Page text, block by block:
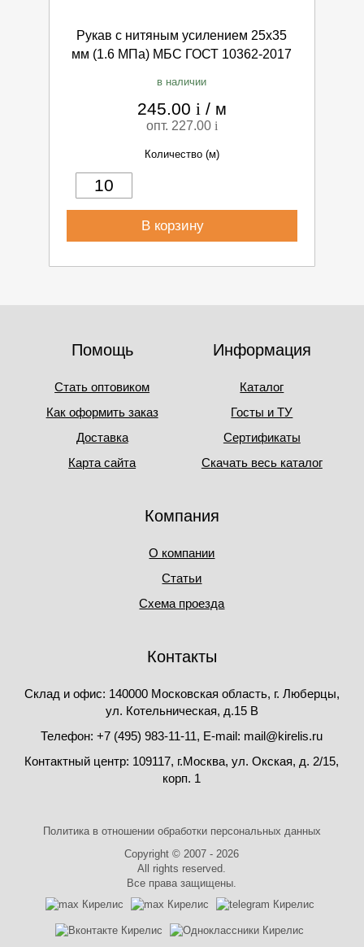
Рукав с нитяным усилением 25х35
мм (1.6 МПа) МБС ГОСТ 10362-2017
в наличии
245.00 i / м
опт. 227.00 i
Количество (м)
В корзину
Помощь
Стать оптовиком
Как оформить заказ
Доставка
Карта сайта
Информация
Каталог
Госты и ТУ
Сертификаты
Скачать весь каталог
Компания
О компании
Статьи
Схема проезда
Контакты
Склад и офис: 140000 Московская область, г. Люберцы,
ул. Котельническая, д.15 В
Телефон: +7 (495) 983-11-11, Е-mail: mail@kirelis.ru
Контактный центр: 109117, г.Москва, ул. Окская, д. 2/15,
корп. 1
Политика в отношении обработки персональных данных
Copyright © 2007 - 2026
All rights reserved.
Все права защищены.